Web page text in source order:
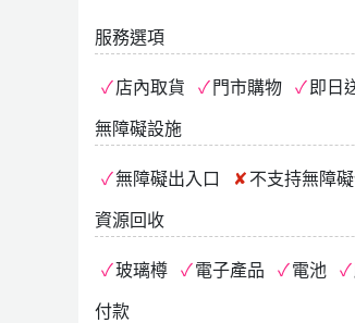
服務選項
店內取貨 門市購物 即日
無障礙設施
無障礙出入口 不支持無障
資源回收
玻璃樽 電子產品 電池
付款